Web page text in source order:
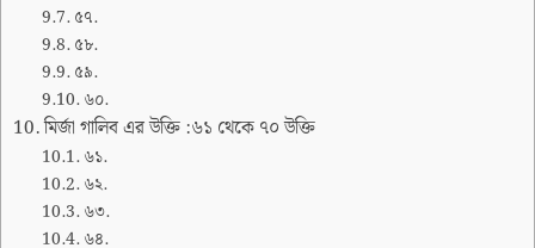
৫৭.
৫৮.
৫৯.
৬০.
মির্জা গালিব এর উক্তি :৬১ থেকে ৭০ উক্তি
৬১.
৬২.
৬৩.
৬৪.